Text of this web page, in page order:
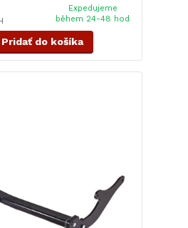
Expedujeme
během 24-48 hod
Pridať do košíka